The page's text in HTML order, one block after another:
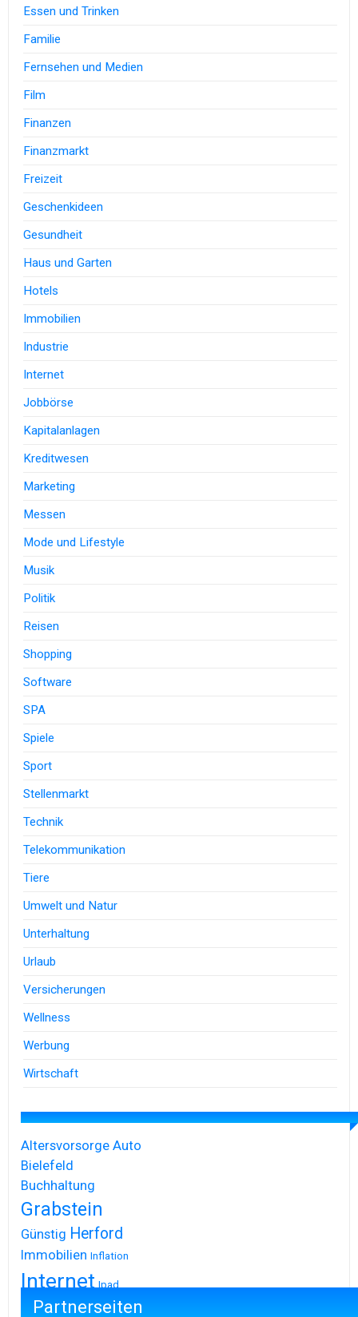
Essen und Trinken
Familie
Fernsehen und Medien
Film
Finanzen
Finanzmarkt
Freizeit
Geschenkideen
Gesundheit
Haus und Garten
Hotels
Immobilien
Industrie
Internet
Jobbörse
Kapitalanlagen
Kreditwesen
Marketing
Messen
Mode und Lifestyle
Musik
Politik
Reisen
Shopping
Software
SPA
Spiele
Sport
Stellenmarkt
Technik
Telekommunikation
Tiere
Umwelt und Natur
Unterhaltung
Urlaub
Versicherungen
Wellness
Werbung
Wirtschaft
Altersvorsorge Auto
Bielefeld
Buchhaltung
Grabstein
Günstig Herford
Immobilien Inflation
Internet Ipad
Iphone
Partnerseiten